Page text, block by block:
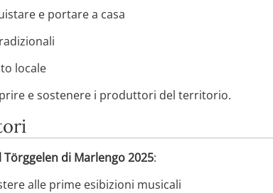
e portare a casa
locale
e sostenere i produttori del territorio.
Törggelen di Marlengo 2025:
alle prime esibizioni musicali